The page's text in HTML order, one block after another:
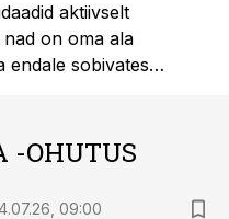
aktiivselt
on oma ala
endale sobivates
tegelikult tegutsevad
-OHUTUS
09:00